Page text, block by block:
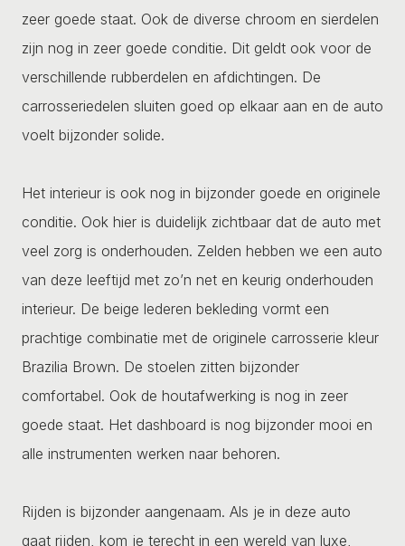
zeer goede staat. Ook de diverse chroom en sierdelen
zijn nog in zeer goede conditie. Dit geldt ook voor de
verschillende rubberdelen en afdichtingen. De
carrosseriedelen sluiten goed op elkaar aan en de auto
voelt bijzonder solide.
Het interieur is ook nog in bijzonder goede en originele
conditie. Ook hier is duidelijk zichtbaar dat de auto met
veel zorg is onderhouden. Zelden hebben we een auto
van deze leeftijd met zo’n net en keurig onderhouden
interieur. De beige lederen bekleding vormt een
prachtige combinatie met de originele carrosserie kleur
Brazilia Brown. De stoelen zitten bijzonder
comfortabel. Ook de houtafwerking is nog in zeer
goede staat. Het dashboard is nog bijzonder mooi en
alle instrumenten werken naar behoren.
Rijden is bijzonder aangenaam. Als je in deze auto
gaat rijden, kom je terecht in een wereld van luxe,